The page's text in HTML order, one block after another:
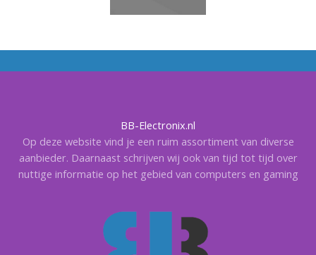
BB-Electronix.nl
Op deze website vind je een ruim assortiment van diverse
aanbieder. Daarnaast schrijven wij ook van tijd tot tijd over
nuttige informatie op het gebied van computers en gaming